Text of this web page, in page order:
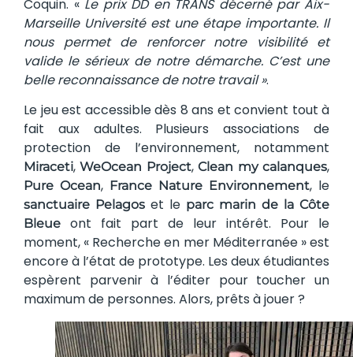
Coquin. « Le prix DD en TRANS décerné par Aix-
Marseille Université est une étape importante. Il
nous permet de renforcer notre visibilité et
valide le sérieux de notre démarche. C’est une
belle reconnaissance de notre travail ».
Le jeu est accessible dès 8 ans et convient tout à
fait aux adultes. Plusieurs associations de
protection de l’environnement, notamment
Miraceti,WeOcean Project,Clean my calanques,
Pure Ocean, France Nature Environnement, le
sanctuaire Pelagos et le parc marin de la Côte
Bleue
ont fait part de leur intérêt. Pour le
moment, « Recherche en mer Méditerranée » est
encore à l’état de prototype. Les deux étudiantes
espèrent parvenir à l’éditer pour toucher un
maximum de personnes. Alors, prêts à jouer ?